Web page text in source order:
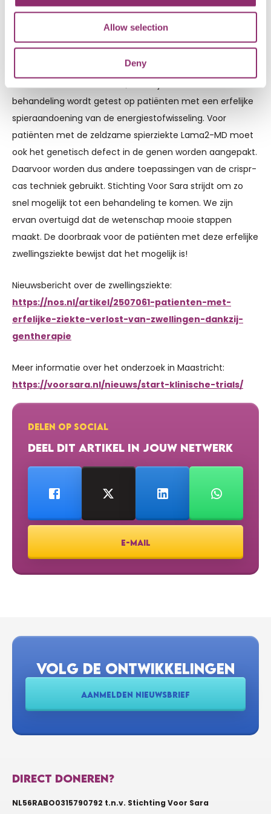
Allow selection
Deny
Het onderzoek in Maastricht gaat in 2024 starten met de
behandeling wordt getest op patiënten met een erfelijke
spieraandoening van de energiestofwisseling. Voor
patiënten met de zeldzame spierziekte Lama2-MD moet
ook het genetisch defect in de genen worden aangepakt.
Daarvoor worden dus andere toepassingen van de crispr-
cas techniek gebruikt. Stichting Voor Sara strijdt om zo
snel mogelijk tot een behandeling te komen. We zijn
ervan overtuigd dat de wetenschap mooie stappen
maakt. De doorbraak voor de patiënten met deze erfelijke
zwellingsziekte bewijst dat het mogelijk is!
Nieuwsbericht over de zwellingsziekte:
https://nos.nl/artikel/2507061-patienten-met-
erfelijke-ziekte-verlost-van-zwellingen-dankzij-
gentherapie
Meer informatie over het onderzoek in Maastricht:
https://voorsara.nl/nieuws/start-klinische-trials/
DELEN OP SOCIAL
DEEL DIT ARTIKEL IN JOUW NETWERK
E-MAIL
VOLG DE ONTWIKKELINGEN
AANMELDEN NIEUWSBRIEF
DIRECT DONEREN?
NL56RABO0315790792 t.n.v. Stichting Voor Sara